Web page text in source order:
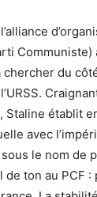
Communiste)
chercher du
Staline établit
avec
le nom de
de ton au PCF